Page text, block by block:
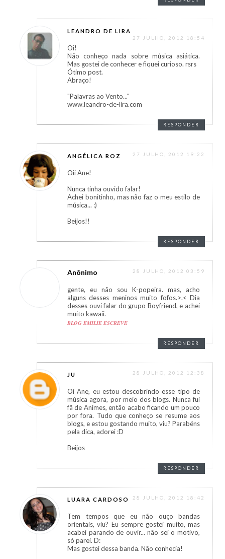
LEANDRO DE LIRA
27 JULHO, 2012 18:54
Oi!
Não conheço nada sobre música asiática.
Mas gostei de conhecer e fiquei curioso. rsrs
Ótimo post.
Abraço!
"Palavras ao Vento..."
www.leandro-de-lira.com
RESPONDER
ANGÉLICA ROZ 27 JULHO, 2012 19:22
Oii Ane!
Nunca tinha ouvido falar!
Achei bonitinho, mas não faz o meu estilo de
música... :)
Beijos!!
RESPONDER
Anônimo 28 JULHO, 2012 03:59
gente, eu não sou K-popeira. mas, acho
alguns desses meninos muito fofos.>.< Dia
desses ouvi falar do grupo Boyfriend, e achei
muito kawaii.
BLOG EMILIE ESCREVE
RESPONDER
JU 28 JULHO, 2012 12:38
Oi Ane, eu estou descobrindo esse tipo de
música agora, por meio dos blogs. Nunca fui
fã de Animes, então acabo ficando um pouco
por fora. Tudo que conheço se resume aos
blogs, e estou gostando muito, viu? Parabéns
pela dica, adorei :D
Beijos
RESPONDER
LUARA CARDOSO 28 JULHO, 2012 18:42
Tem tempos que eu não ouço bandas
orientais, viu? Eu sempre gostei muito, mas
acabei parando de ouvir... não sei o motivo,
só parei. D:
Mas gostei dessa banda. Não conhecia!